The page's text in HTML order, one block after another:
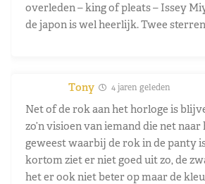
overleden – king of pleats – Issey
de japon is wel heerlijk. Twee
Tony 4 jaren geleden
Net of de rok aan het horloge is
zo’n visioen van iemand die net
geweest waarbij de rok in de panty
kortom ziet er niet goed uit zo, de
het er ook niet beter op maar de